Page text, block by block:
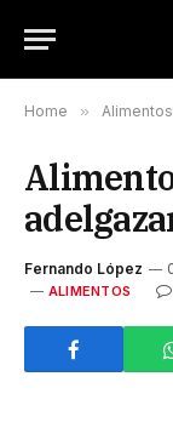
Home » Alimentos
Fernando López
ALIMENTOS